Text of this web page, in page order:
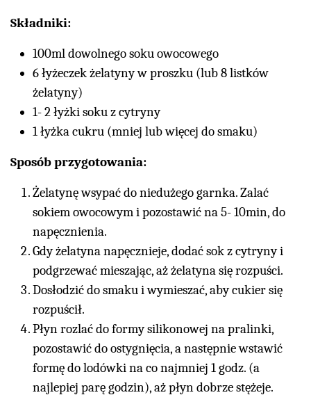
Składniki:
100ml dowolnego soku owocowego
6 łyżeczek żelatyny w proszku (lub 8 listków
żelatyny)
1- 2 łyżki soku z cytryny
1 łyżka cukru (mniej lub więcej do smaku)
Sposób przygotowania:
Żelatynę wsypać do niedużego garnka. Zalać
sokiem owocowym i pozostawić na 5- 10min, do
napęcznienia.
Gdy żelatyna napęcznieje, dodać sok z cytryny i
podgrzewać mieszając, aż żelatyna się rozpuści.
Dosłodzić do smaku i wymieszać, aby cukier się
rozpuścił.
Płyn rozlać do formy silikonowej na pralinki,
pozostawić do ostygnięcia, a następnie wstawić
formę do lodówki na co najmniej 1 godz. (a
najlepiej parę godzin), aż płyn dobrze stężeje.